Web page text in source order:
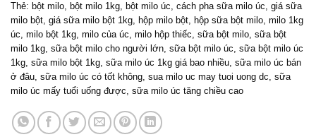
Thẻ: bột milo, bột milo 1kg, bột milo úc, cách pha sữa milo úc, giá sữa
milo bột, giá sữa milo bột 1kg, hộp milo bột, hộp sữa bột milo, milo 1kg
úc, milo bột 1kg, milo của úc, milo hộp thiếc, sữa bột milo, sữa bột
milo 1kg, sữa bột milo cho người lớn, sữa bột milo úc, sữa bột milo úc
1kg, sữa milo bột 1kg, sữa milo úc 1kg giá bao nhiều, sữa milo úc bán
ở đâu, sữa milo úc có tốt không, sua milo uc may tuoi uong dc, sữa
milo úc mấy tuổi uống được, sữa milo úc tăng chiều cao